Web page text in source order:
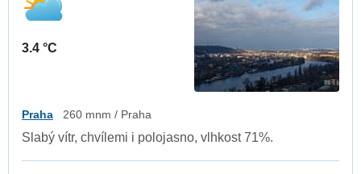
3.4 °C
Praha 260 mnm / Praha
Slabý vítr, chvílemi i polojasno, vlhkost 71%.